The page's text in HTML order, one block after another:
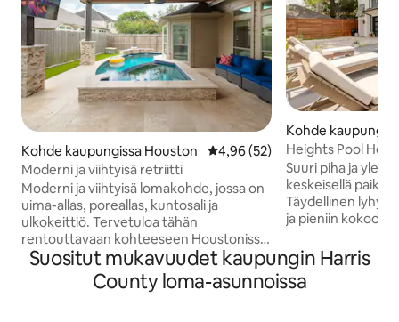
Kohde kaupungissa Houston Keskimääräinen arvio 4,96/5,
4,96 (52)
Moderni ja viihtyisä retriitti
Moderni ja viihtyisä lomakohde, jossa on
uima-allas, poreallas, kuntosali ja
ulkokeittiö. Tervetuloa tähän
rentouttavaan kohteeseen Houstonissa,
Texasissa. Tämä kaunis 4
makuuhuoneen ja 2 kylpyhuoneen talo
sopii erinomaisesti perheille tai
Kohde
Heights Pool
Suuri piha ja
keskeisellä
Täydellinen
ja pieniin
jossa on
ulkopiha. ★ Uudisrakennus ★
Suositut mukavuudet kaupungin Harris
County loma-asunnoissa